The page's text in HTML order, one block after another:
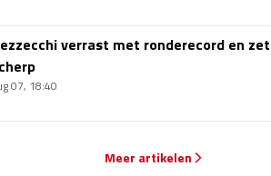
verrast met ronderecord en
07, 18:40
Meer artikelen